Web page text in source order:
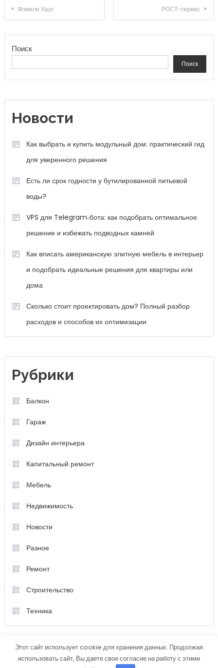
Навигация по записям
Фэмили Хаус РОСТ-сервис
Поиск
Поиск
Новости
Как выбрать и купить модульный дом: практический гид
для уверенного решения
Есть ли срок годности у бутилированной питьевой
воды?
VPS для Telegram‑бота: как подобрать оптимальное
решение и избежать подводных камней
Как вписать американскую элитную мебель в интерьер
и подобрать идеальные решения для квартиры или
дома
Сколько стоит проектировать дом? Полный разбор
расходов и способов их оптимизации
Рубрики
Балкон
Гараж
Дизайн интерьера
Капитальный ремонт
Мебель
Недвижимость
Новости
Разное
Ремонт
Строительство
Техника
Этот сайт использует cookie для хранения данных. Продолжая
использовать сайт, Вы даете свое согласие на работу с этими